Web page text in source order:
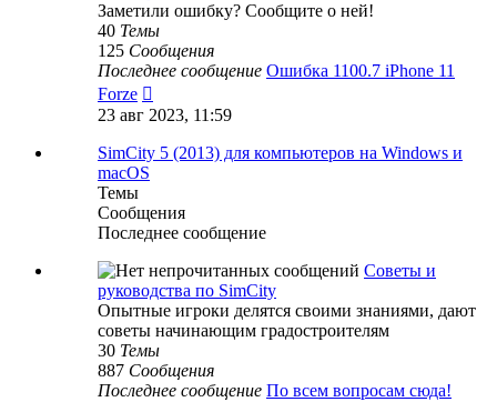
Заметили ошибку? Сообщите о ней!
40 Темы
125 Сообщения
Последнее сообщение Ошибка 1100.7 iPhone 11
Forze
к
сообщению
23 авг 2023, 11:59
SimCity 5 (2013) для компьютеров на Windows и
macOS
Темы
Сообщения
Последнее сообщение
Советы и
руководства по SimCity
Опытные игроки делятся своими знаниями, дают
советы начинающим градостроителям
30 Темы
887 Сообщения
Последнее сообщение По всем вопросам сюда!